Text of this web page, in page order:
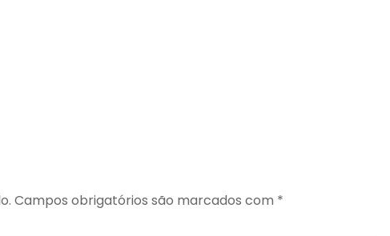
Campos obrigatórios são marcados com *